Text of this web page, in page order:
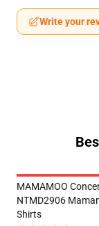
Write your
MAMAMOO
NTMD2906
Shirts